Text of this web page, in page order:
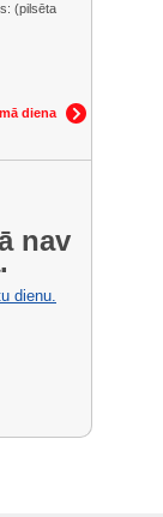
(pilsēta
diena
nav
dienu.